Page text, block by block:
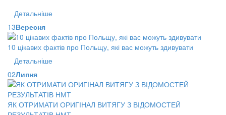
Детальніше
13Вересня
10 цікавих фактів про Польщу, які вас можуть здивувати
Детальніше
02Липня
ЯК ОТРИМАТИ ОРИГІНАЛ ВИТЯГУ З ВІДОМОСТЕЙ